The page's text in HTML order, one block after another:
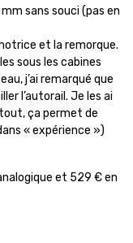
sans souci (pas en
et la remorque.
sous les cabines
j’ai remarqué que
l’autorail. Je les ai
ça permet de
« expérience »)
et 529 € en